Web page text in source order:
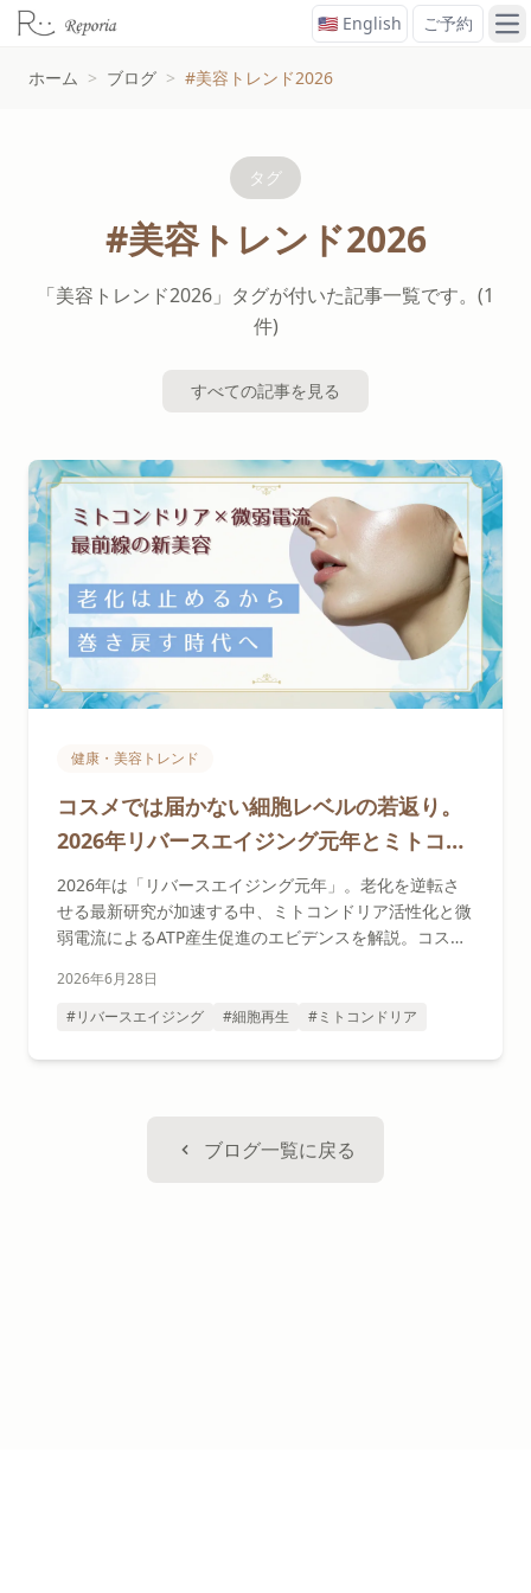
🇺🇸 English ご予約 メ
ホーム > ブログ > #美容トレンド2026
タグ
#美容トレンド2026
「美容トレンド2026」タグが付いた記事一覧です。(1
件)
すべての記事を見る
#美容トレンド2026タグの記事一覧
健康・美容トレンド
コスメでは届かない細胞レベルの若返り。
2026年リバースエイジング元年とミトコン
ドリア×微弱電流の最前線
2026年は「リバースエイジング元年」。老化を逆転さ
せる最新研究が加速する中、ミトコンドリア活性化と微
弱電流によるATP産生促進のエビデンスを解説。コスメ
セルフケアもご紹介します。
2026年6月28日
#リバースエイジング
#細胞再生 #ミトコンドリア
ブログ一覧に戻る